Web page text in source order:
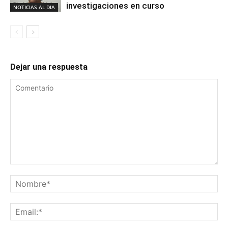
NOTICIAS AL DIA
investigaciones en curso
Dejar una respuesta